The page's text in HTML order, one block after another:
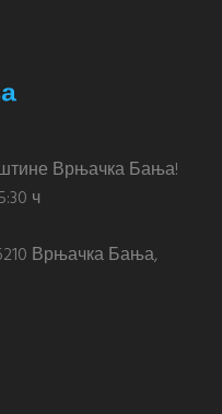
Врњачка Бања!
ч
Врњачка Бања,